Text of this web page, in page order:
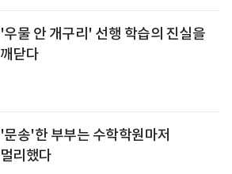
'우물 안 개구리' 선행 학습의 진실을
깨닫다
'문송'한 부부는 수학학원마저
멀리했다